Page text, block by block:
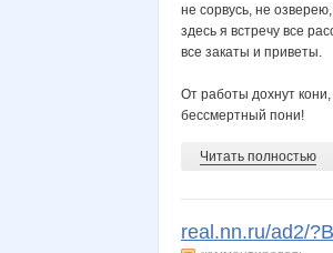
не сорвусь, не озверею,
здесь я встречу все
все закаты и приветы.
От работы дохнут кони,
бессмертный пони!
Читать полностью
real.nn.ru/ad2/